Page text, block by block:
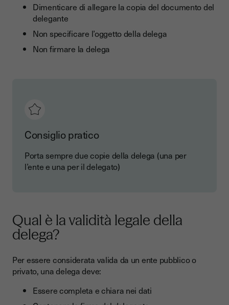
Dimenticare di allegare la copia del documento del
delegante
Non specificare l’oggetto della delega
Non firmare la delega
Consiglio pratico
Porta sempre due copie della delega (una per
l’ente e una per il delegato)
Qual è la validità legale della
delega?
Per essere considerata valida da un ente pubblico o
privato, una delega deve:
Essere completa e chiara nei dati